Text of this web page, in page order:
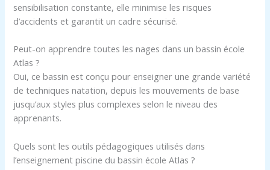
sensibilisation constante, elle minimise les risques
d’accidents et garantit un cadre sécurisé.
Peut-on apprendre toutes les nages dans un bassin école
Atlas ?
Oui, ce bassin est conçu pour enseigner une grande variété
de techniques natation, depuis les mouvements de base
jusqu’aux styles plus complexes selon le niveau des
apprenants.
Quels sont les outils pédagogiques utilisés dans
l’enseignement piscine du bassin école Atlas ?